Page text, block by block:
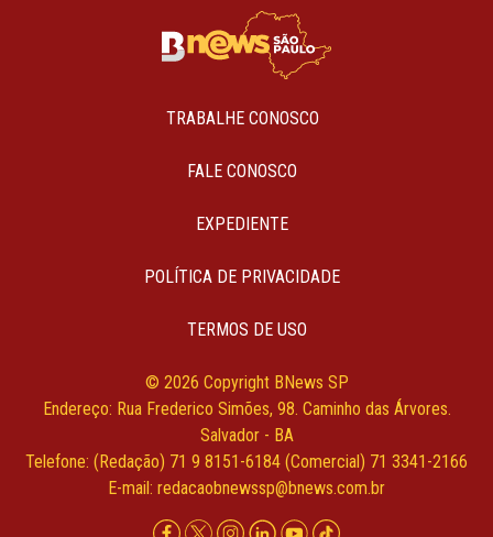
TRABALHE CONOSCO
FALE CONOSCO
EXPEDIENTE
POLÍTICA DE PRIVACIDADE
TERMOS DE USO
© 2026 Copyright BNews SP
Endereço: Rua Frederico Simões, 98. Caminho das Árvores.
Salvador - BA
Telefone: (Redação) 71 9 8151-6184 (Comercial) 71 3341-2166
E-mail: redacaobnewssp@bnews.com.br